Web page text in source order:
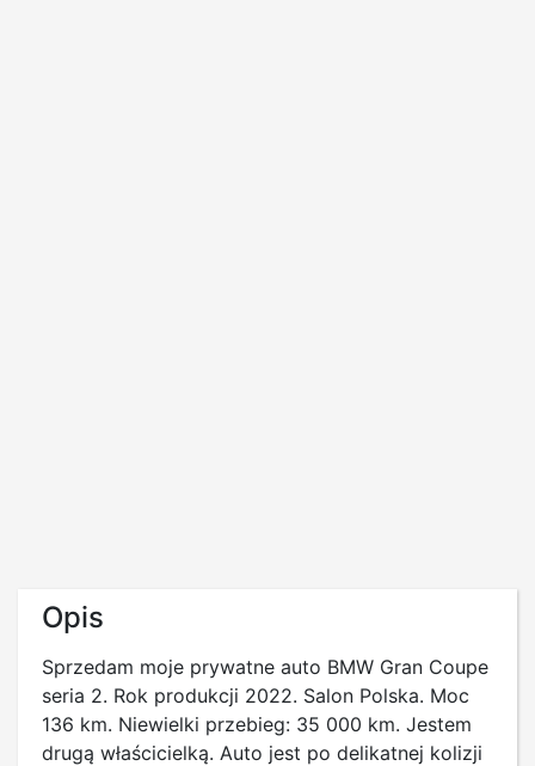
Opis
Sprzedam moje prywatne auto BMW Gran Coupe
seria 2. Rok produkcji 2022. Salon Polska. Moc
136 km. Niewielki przebieg: 35 000 km. Jestem
drugą właścicielką. Auto jest po delikatnej kolizji